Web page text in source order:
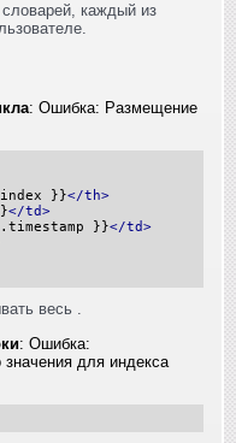
каждый из
: Ошибка: Размещение
}}</th>
</td>
}}</td>
весь .
: Ошибка:
для индекса